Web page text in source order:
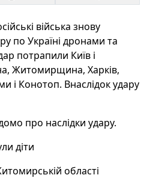
війська знову
по Україні дронами та
потрапили Київ і
Житомирщина, Харків,
і Конотоп. Внаслідок удару
про наслідки удару.
діти
області